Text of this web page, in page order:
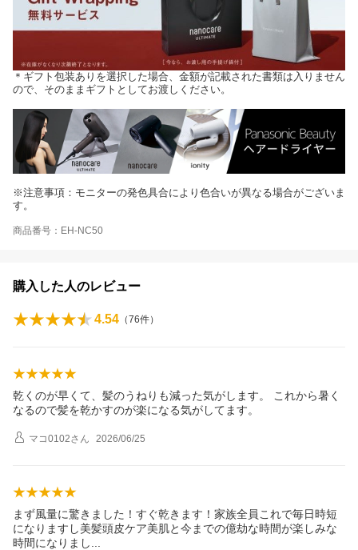
＊ギフト包装ありを選択した場合、金額が記載された書類は入りません
ので、そのままギフトとしてお渡しください。
※注意事項：モニターの発色具合により色合いが異なる場合がございま
す。
商品番号：EH-NC50
購入した人のレビュー
4.54 （76件）
乾くのが早くて、髪のうねりも減った気がします。 これから暑く
なるので髪を乾かすのが楽になる気がしてます。
マコ0102さん 2026/06/25
まず風量に驚きました！すぐ乾きます！家族全員これで毎日時短
になりますし美髪頭皮ケア美肌と今までの億劫な時間が楽しみな
時間になりま し